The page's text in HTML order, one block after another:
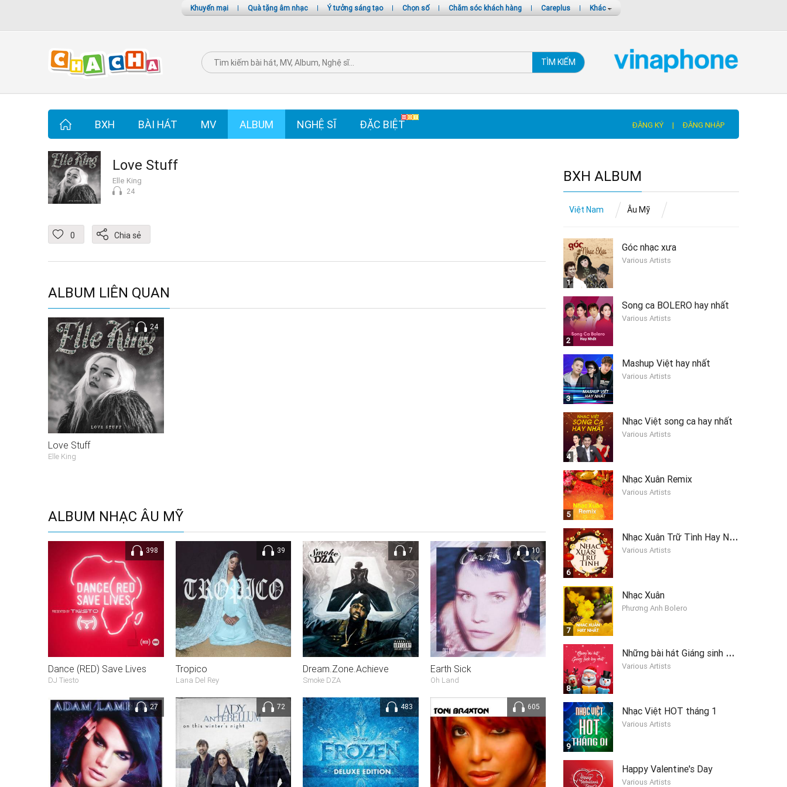
Khuyến mại | Quà tặng âm nhạc | Ý tưởng sáng tạo | Chọn số | Chăm sóc khách hàng | Careplus | Khác
TÌM KIẾM
BXH BÀI HÁT MV ALBUM NGHỆ SĨ ĐẶC BIỆT ĐĂNG KÝ | ĐĂNG NHẬP
Love Stuff
Elle King
24
0 Chia sẻ
ALBUM LIÊN QUAN
24
Love Stuff
Elle King
ALBUM NHẠC ÂU MỸ
398
Dance (RED) Save Lives
DJ Tiesto
39
Tropico
Lana Del Rey
7
Dream.Zone.Achieve
Smoke DZA
10
Earth Sick
Oh Land
27 72 483 605
BXH ALBUM
Việt Nam Âu Mỹ
1
Góc nhạc xưa
Various Artists
2
Song ca BOLERO hay nhất
Various Artists
3
Mashup Việt hay nhất
Various Artists
4
Nhạc Việt song ca hay nhất
Various Artists
5
Nhạc Xuân Remix
Various Artists
6
N
hạc Xuân Trữ Tình Hay Nhất
Various Artists
7
Nhạc Xuân
Phương Anh Bolero
8
N
hững bài hát Giáng sinh hay nhất 2019
Various Artists
9
Nhạc Việt HOT tháng 1
Various Artists
Happy Valentine's Day
Various Artists